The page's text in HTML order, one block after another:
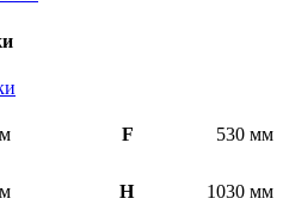
F 530 мм
H 1030 мм